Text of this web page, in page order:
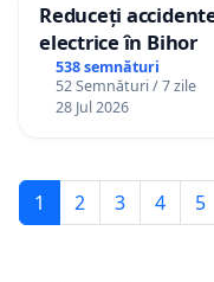
Reduceți
electrice în Bihor
538 semnături
52 Semnături / 7 zile
28 Jul 2026
1 2 3 4 5